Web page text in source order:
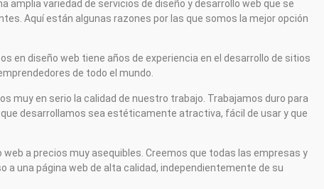
amplia variedad de servicios de diseño y desarrollo web que se
Aquí están algunas razones por las que somos la mejor opción
en diseño web tiene años de experiencia en el desarrollo de sitios
de todo el mundo.
muy en serio la calidad de nuestro trabajo. Trabajamos duro para
desarrollamos sea estéticamente atractiva, fácil de usar y que
a precios muy asequibles. Creemos que todas las empresas y
a una página web de alta calidad, independientemente de su